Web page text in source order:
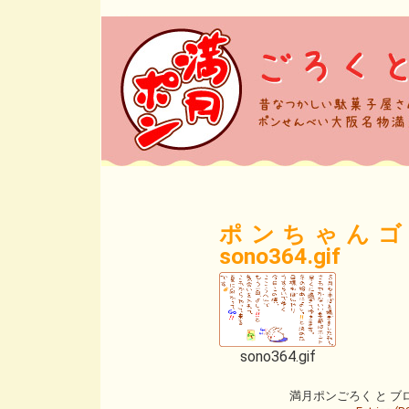
ポンちゃん
sono364.gif
sono364.gif
満月ポンごろく と ブ